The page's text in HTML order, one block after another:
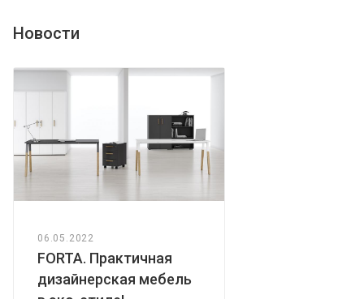
металлические ручки и замок для безопасности.
шкафу устойчивость на неровном полу.
Новости
06.05.2022
FORTA. Практичная
дизайнерская мебель